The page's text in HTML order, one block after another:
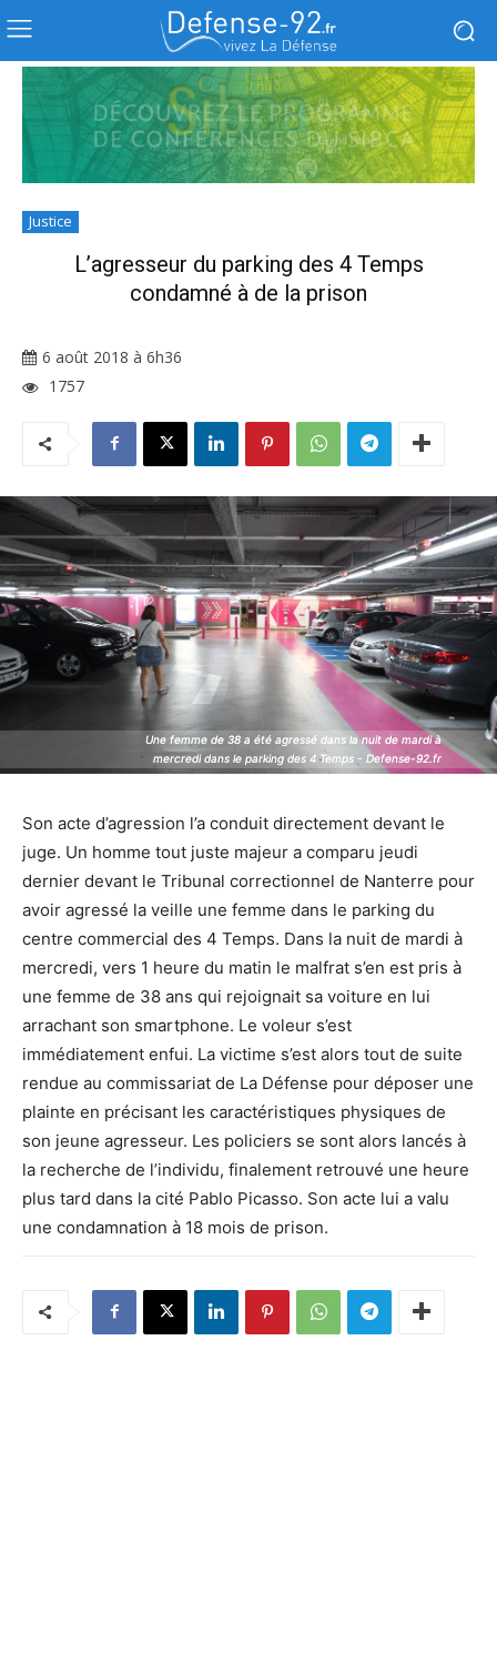
Justice
L’agresseur du parking des 4 Temps
condamné à de la prison
6 août 2018 à 6h36
1757
Une femme de 38 a été agressé dans la nuit de mardi à
mercredi dans le parking des 4 Temps - Defense-92.fr
Une femme de 38 a été agressé dans la nuit de mardi à
mercredi dans le parking des 4 Temps - Defense-92.fr
Son acte d’agression l’a conduit directement devant le
juge. Un homme tout juste majeur a comparu jeudi
dernier devant le Tribunal correctionnel de Nanterre pour
avoir agressé la veille une femme dans le parking du
centre commercial des 4 Temps. Dans la nuit de mardi à
mercredi, vers 1 heure du matin le malfrat s’en est pris à
une femme de 38 ans qui rejoignait sa voiture en lui
arrachant son smartphone. Le voleur s’est
immédiatement enfui. La victime s’est alors tout de suite
rendue au commissariat de La Défense pour déposer une
plainte en précisant les caractéristiques physiques de
son jeune agresseur. Les policiers se sont alors lancés à
la recherche de l’individu, finalement retrouvé une heure
plus tard dans la cité Pablo Picasso. Son acte lui a valu
une condamnation à 18 mois de prison.